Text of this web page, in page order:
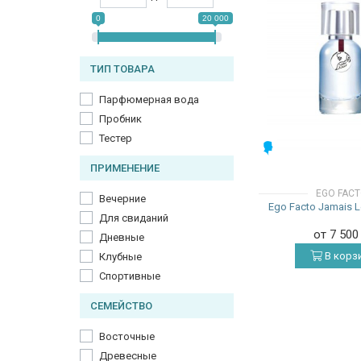
0 20 000
ТИП ТОВАРА
Парфюмерная вода
Пробник
Тестер
ПРИМЕНЕНИЕ
Вечерние
Для свиданий
Дневные
Клубные
Спортивные
СЕМЕЙСТВО
Восточные
Древесные
EGO
Ego Facto Jamais
от 7
В